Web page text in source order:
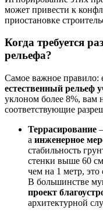
может привести к
приостановке
Когда требуется
рельефа?
Самое важное правило:
естественный рельеф
уклоном более 8%, вам
соответствующие
Террасирование
а инженерное
стабильность
стенки выше 60
чем на 1 метр, это
В большинстве
проект
архитектурной